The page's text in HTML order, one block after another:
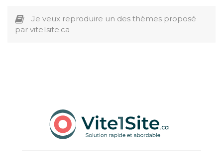
Je veux reproduire un des thèmes proposé
par vite1site.ca